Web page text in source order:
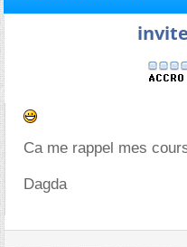
Ca me rappel mes
Dagda